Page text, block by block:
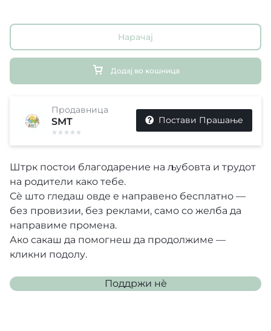
Додај во кошница
Нарачај
Продавница
SMT Постави Прашање
Штрк постои благодарение на љубовта и трудот
на родители како тебе.
Сè што гледаш овде е направено бесплатно —
без провизии, без реклами, само со желба да
направиме промена.
Ако сакаш да помогнеш да продолжиме —
кликни подолу.
Поддржи нѐ